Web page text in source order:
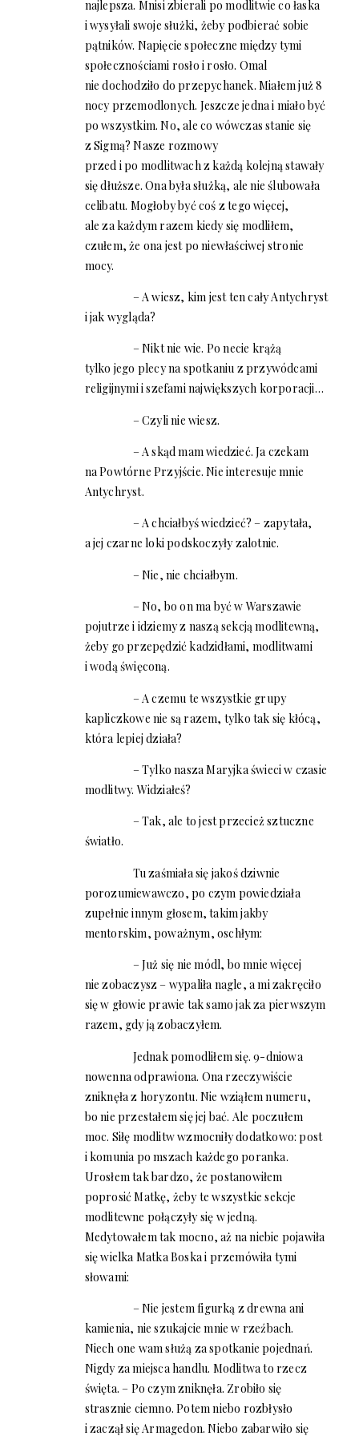
najlepsza. Mnisi zbierali po modlitwie co łaska
i wysyłali swoje służki, żeby podbierać sobie
pątników. Napięcie społeczne między tymi
społecznościami rosło i rosło. Omal
nie dochodziło do przepychanek. Miałem już 8
nocy przemodlonych. Jeszcze jedna i miało być
po wszystkim. No, ale co wówczas stanie się
z Sigmą? Nasze rozmowy
przed i po modlitwach z każdą kolejną stawały
się dłuższe. Ona była służką, ale nie ślubowała
celibatu. Mogłoby być coś z tego więcej,
ale za każdym razem kiedy się modliłem,
czułem, że ona jest po niewłaściwej stronie
mocy.
– A wiesz, kim jest ten cały Antychryst
i jak wygląda?
– Nikt nie wie. Po necie krążą
tylko jego plecy na spotkaniu z przywódcami
religijnymi i szefami największych korporacji…
– Czyli nie wiesz.
– A skąd mam wiedzieć. Ja czekam
na Powtórne Przyjście. Nie interesuje mnie
Antychryst.
– A chciałbyś wiedzieć? – zapytała,
a jej czarne loki podskoczyły zalotnie.
– Nie, nie chciałbym.
– No, bo on ma być w Warszawie
pojutrze i idziemy z naszą sekcją modlitewną,
żeby go przepędzić kadzidłami, modlitwami
i wodą święconą.
– A czemu te wszystkie grupy
kapliczkowe nie są razem, tylko tak się kłócą,
która lepiej działa?
– Tylko nasza Maryjka świeci w czasie
modlitwy. Widziałeś?
– Tak, ale to jest przecież sztuczne
światło.
Tu zaśmiała się jakoś dziwnie
porozumiewawczo, po czym powiedziała
zupełnie innym głosem, takim jakby
mentorskim, poważnym, oschłym:
– Już się nie módl, bo mnie więcej
nie zobaczysz – wypaliła nagle, a mi zakręciło
się w głowie prawie tak samo jak za pierwszym
razem, gdy ją zobaczyłem.
Jednak pomodliłem się. 9-dniowa
nowenna odprawiona. Ona rzeczywiście
zniknęła z horyzontu. Nie wziąłem numeru,
bo nie przestałem się jej bać. Ale poczułem
moc. Siłę modlitw wzmocniły dodatkowo: post
i komunia po mszach każdego poranka.
Urosłem tak bardzo, że postanowiłem
poprosić Matkę, żeby te wszystkie sekcje
modlitewne połączyły się w jedną.
Medytowałem tak mocno, aż na niebie pojawiła
się wielka Matka Boska i przemówiła tymi
słowami:
– Nie jestem figurką z drewna ani
kamienia, nie szukajcie mnie w rzeźbach.
Niech one wam służą za spotkanie pojednań.
Nigdy za miejsca handlu. Modlitwa to rzecz
święta. – Po czym zniknęła. Zrobiło się
strasznie ciemno. Potem niebo rozbłysło
i zaczął się Armagedon. Niebo zabarwiło się